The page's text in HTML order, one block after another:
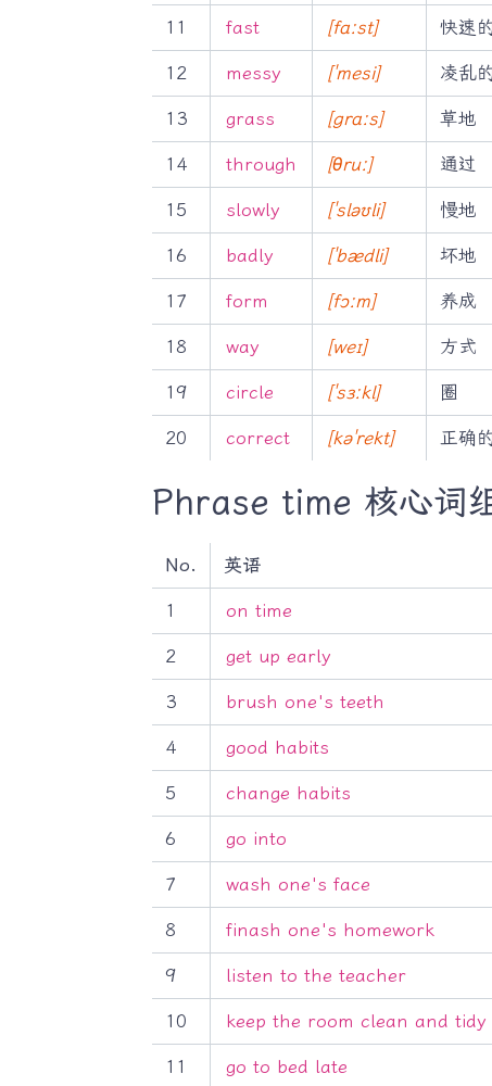
11 fast [fɑːst] 快速
12 messy [ˈmesi] 凌乱
13 grass [ɡrɑːs] 草地
14 through [θruː] 通过
15 slowly [ˈsləʊli] 慢地
16 badly [ˈbædli] 坏地
17 form [fɔːm] 养成
18 way [weɪ] 方式
19 circle [ˈsɜːkl] 圈
20 correct [kəˈrekt] 正确
Phrase time 核心词
No. 英语
1 on time
2 get up early
3 brush one's teeth
4 good habits
5 change habits
6 go into
7 wash one's face
8 finash one's homework
9 listen to the teacher
10 keep the room clean and tidy
11 go to bed late